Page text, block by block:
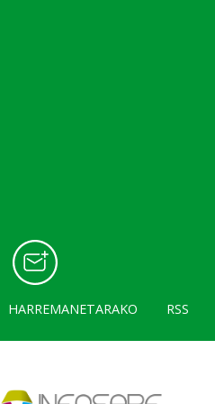
HARREMANETARAKO RSS